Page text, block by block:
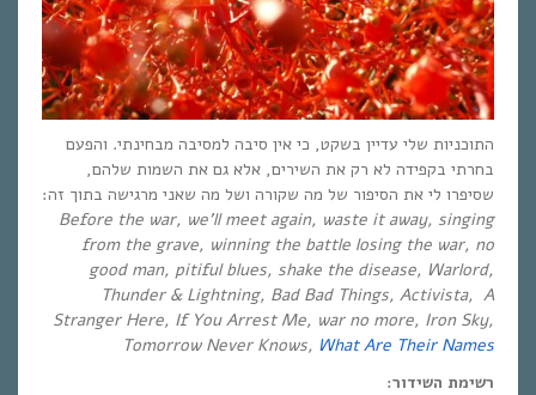
התוכניות שלי עדיין בשקט, כי אין סיבה למסיבה מבחינתי. והפעם
בחרתי בקפידה לא רק את השירים, אלא גם את השמות שלהם,
שסיפרו לי את הסיפור של מה שקורה ושל מה שאני מרגישה בתוך זה:
Before the war, we’ll meet again, waste it away, singing
from the grave, winning the battle losing the war, no
good man, pitiful blues, shake the disease, Warlord,
Thunder & Lightning, Bad Bad Things, Activista, A
Stranger Here, If You Arrest Me, war no more, Iron Sky,
Tomorrow Never Knows, What Are Their Names
רשימת השידור: